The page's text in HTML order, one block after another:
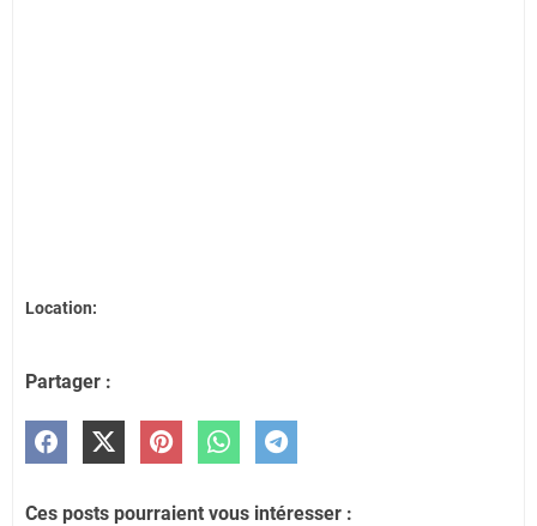
Location:
Partager :
Ces posts pourraient vous intéresser :